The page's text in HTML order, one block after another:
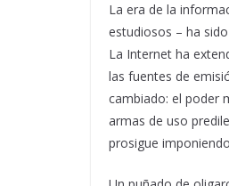
La era de la
estudiosos – ha
La Internet ha
las fuentes de
cambiado: el poder
armas de uso
prosigue